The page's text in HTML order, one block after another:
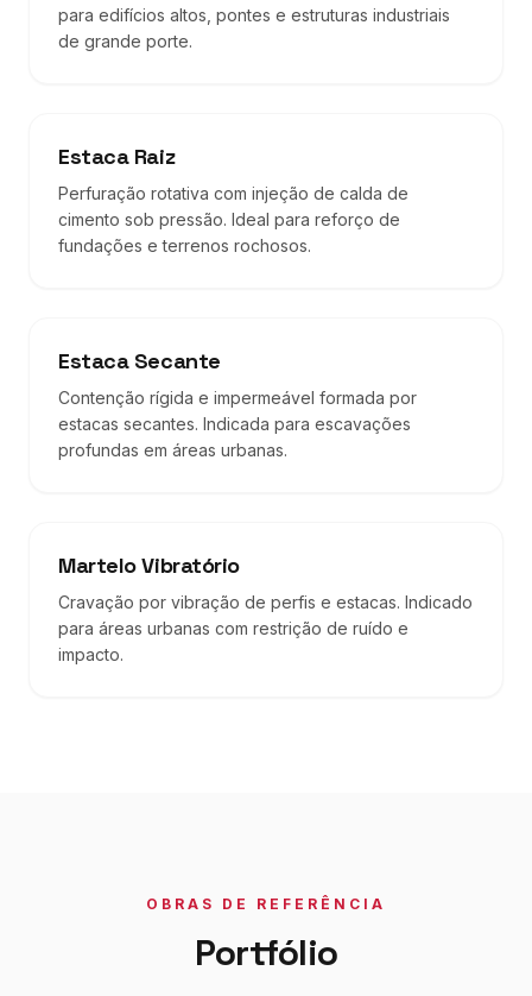
para edifícios altos, pontes e estruturas industriais
de grande porte.
Estaca Raiz
Perfuração rotativa com injeção de calda de
cimento sob pressão. Ideal para reforço de
fundações e terrenos rochosos.
Estaca Secante
Contenção rígida e impermeável formada por
estacas secantes. Indicada para escavações
profundas em áreas urbanas.
Martelo Vibratório
Cravação por vibração de perfis e estacas. Indicado
para áreas urbanas com restrição de ruído e
impacto.
OBRAS DE REFERÊNCIA
Portfólio